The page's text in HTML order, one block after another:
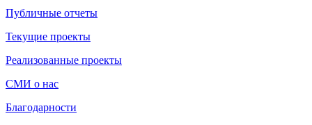
Публичные отчеты
Текущие проекты
Реализованные проекты
СМИ о нас
Благодарности